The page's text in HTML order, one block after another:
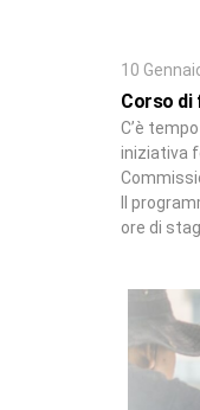
10
Corso di
C’è
iniziativa
Il
ore di